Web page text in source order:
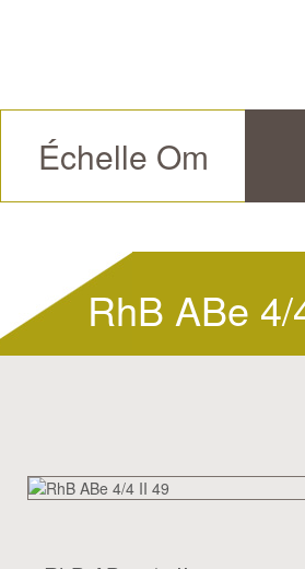
Échelle Om
RhB ABe